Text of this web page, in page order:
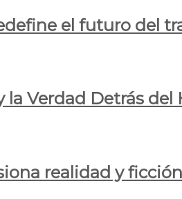
el futuro del
la Verdad Detrás
realidad y